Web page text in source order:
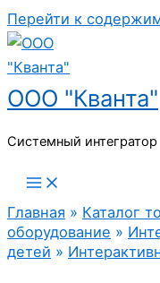
Перейти к
ООО "Кванта"
Системный интегратор
Главная » Каталог
оборудование »
детей »